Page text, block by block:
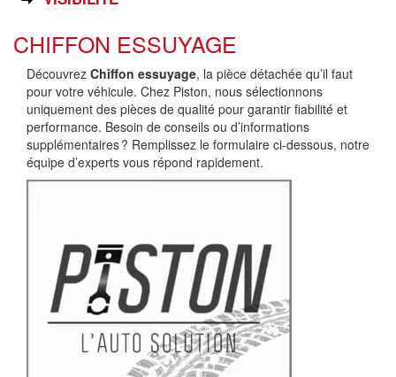
CHIFFON ESSUYAGE
Découvrez Chiffon essuyage, la pièce détachée qu’il faut
pour votre véhicule. Chez Piston, nous sélectionnons
uniquement des pièces de qualité pour garantir fiabilité et
performance. Besoin de conseils ou d’informations
supplémentaires ? Remplissez le formulaire ci-dessous, notre
équipe d’experts vous répond rapidement.